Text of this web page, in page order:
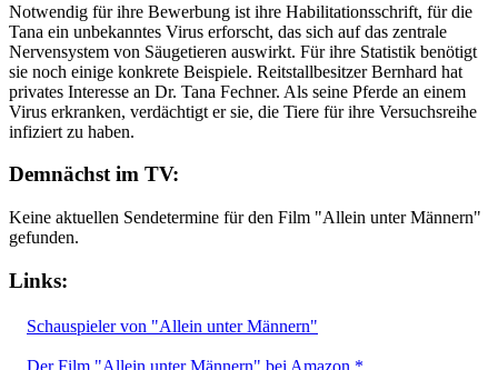
Notwendig für ihre Bewerbung ist ihre Habilitationsschrift, für die
Tana ein unbekanntes Virus erforscht, das sich auf das zentrale
Nervensystem von Säugetieren auswirkt. Für ihre Statistik benötigt
sie noch einige konkrete Beispiele. Reitstallbesitzer Bernhard hat
privates Interesse an Dr. Tana Fechner. Als seine Pferde an einem
Virus erkranken, verdächtigt er sie, die Tiere für ihre Versuchsreihe
infiziert zu haben.
Demnächst im TV:
Keine aktuellen Sendetermine für den Film "Allein unter Männern"
gefunden.
Links:
Schauspieler von "Allein unter Männern"
Der Film "Allein unter Männern" bei Amazon *